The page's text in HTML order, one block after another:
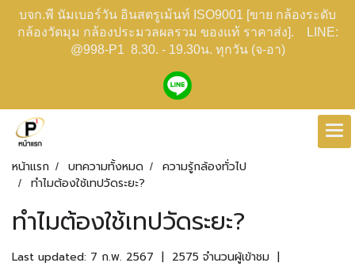
บจก.พี นัมเบอร์วัน อินสตรูเม้นท์ ISO9001 [ขาย กล้องระดับ
กล้องวัดมุม กล้องประมวลผลรวม ของแท้ ราคาส่ง]. LINE:
@998-P1 8.30. - 19.30น. ทุกวัน (จ-อา)
หน้าแรก บทความทั้งหมด
ความรู้กล้องทั่วไป
ทำไมต้องใช้เทปวัดระยะ?
ทำไมต้องใช้เทปวัดระยะ?
Last updated: 7 ก.พ. 2567 | 2575 จำนวนผู้เข้าชม |